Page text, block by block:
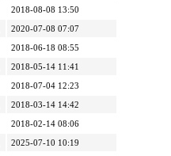
2018-08-08 13:50
2020-07-08 07:07
2018-06-18 08:55
2018-05-14 11:41
2018-07-04 12:23
2018-03-14 14:42
2018-02-14 08:06
2025-07-10 10:19